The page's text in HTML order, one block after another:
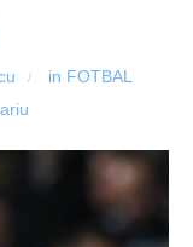
/ in FOTBAL